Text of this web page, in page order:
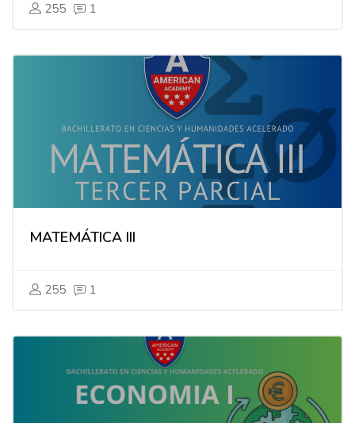
255 1
MATEMÁTICA III
255 1